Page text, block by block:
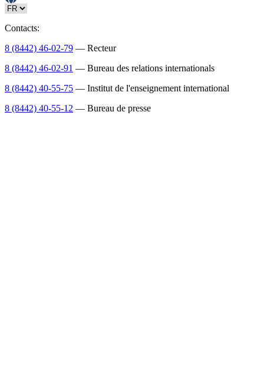
Contacts:
8 (8442) 46-02-79 — Recteur
8 (8442) 46-02-91 — Bureau des relations internationals
8 (8442) 40-55-75 — Institut de l'enseignement international
8 (8442) 40-55-12 — Bureau de presse